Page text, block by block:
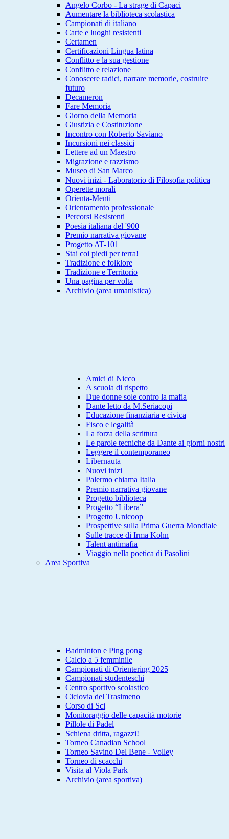
Angelo Corbo - La strage di Capaci
Aumentare la biblioteca scolastica
Campionati di italiano
Carte e luoghi resistenti
Certamen
Certificazioni Lingua latina
Conflitto e la sua gestione
Conflitto e relazione
Conoscere radici, narrare memorie, costruire
futuro
Decameron
Fare Memoria
Giorno della Memoria
Giustizia e Costituzione
Incontro con Roberto Saviano
Incursioni nei classici
Lettere ad un Maestro
Migrazione e razzismo
Museo di San Marco
Nuovi inizi - Laboratorio di Filosofia politica
Operette morali
Orienta-Menti
Orientamento professionale
Percorsi Resistenti
Poesia italiana del '900
Premio narrativa giovane
Progetto AT-101
Stai coi piedi per terra!
Tradizione e folklore
Tradizione e Territorio
Una pagina per volta
Archivio (area umanistica)
Amici di Nicco
A scuola di rispetto
Due donne sole contro la mafia
Dante letto da M.Seriacopi
Educazione finanziaria e civica
Fisco e legalità
La forza della scrittura
Le parole tecniche da Dante ai giorni nostri
Leggere il contemporaneo
Libernauta
Nuovi inizi
Palermo chiama Italia
Premio narrativa giovane
Progetto biblioteca
Progetto “Libera”
Progetto Unicoop
Prospettive sulla Prima Guerra Mondiale
Sulle tracce di Irma Kohn
Talent antimafia
Viaggio nella poetica di Pasolini
Area Sportiva
Badminton e Ping pong
Calcio a 5 femminile
Campionati di Orientering 2025
Campionati studenteschi
Centro sportivo scolastico
Ciclovia del Trasimeno
Corso di Sci
Monitoraggio delle capacità motorie
Pillole di Padel
Schiena dritta, ragazzi!
Torneo Canadian School
Torneo Savino Del Bene - Volley
Torneo di scacchi
Visita al Viola Park
Archivio (area sportiva)